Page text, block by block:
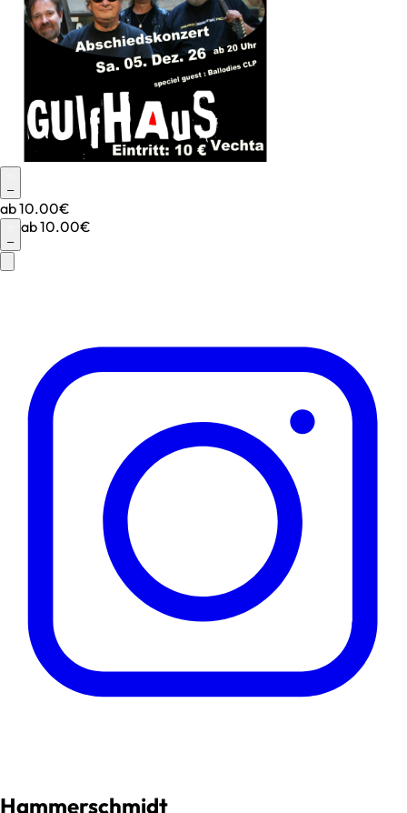
–
ab10.00€
–
ab10.00€
Hammerschmidt